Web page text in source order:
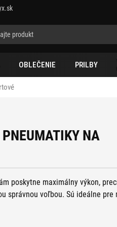
OBLEČENIE PRILBY
NA
poskytne maximálny výkon,
správnou voľbou. Sú ideálne